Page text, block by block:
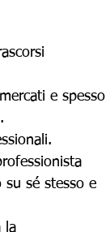
e spesso
sé stesso e
la